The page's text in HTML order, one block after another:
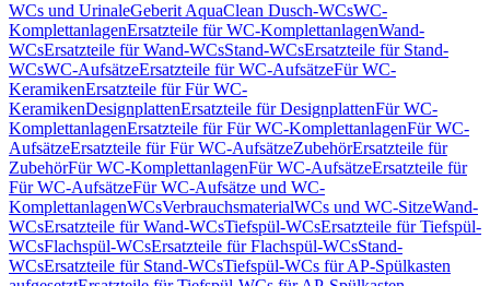
WCs und UrinaleGeberit AquaClean Dusch-WCsWC-
KomplettanlagenErsatzteile für WC-KomplettanlagenWand-
WCsErsatzteile für Wand-WCsStand-WCsErsatzteile für Stand-
WCsWC-AufsätzeErsatzteile für WC-AufsätzeFür WC-
KeramikenErsatzteile für Für WC-
KeramikenDesignplattenErsatzteile für DesignplattenFür WC-
KomplettanlagenErsatzteile für Für WC-KomplettanlagenFür WC-
AufsätzeErsatzteile für Für WC-AufsätzeZubehörErsatzteile für
ZubehörFür WC-KomplettanlagenFür WC-AufsätzeErsatzteile für
Für WC-AufsätzeFür WC-Aufsätze und WC-
KomplettanlagenWCsVerbrauchsmaterialWCs und WC-SitzeWand-
WCsErsatzteile für Wand-WCsTiefspül-WCsErsatzteile für Tiefspül-
WCsFlachspül-WCsErsatzteile für Flachspül-WCsStand-
WCsErsatzteile für Stand-WCsTiefspül-WCs für AP-Spülkasten